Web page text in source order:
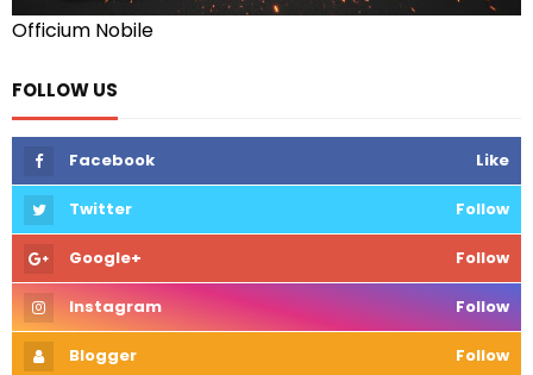
Officium Nobile
FOLLOW US
Facebook Like
Twitter Follow
Google+ Follow
Instagram Follow
Blogger Follow